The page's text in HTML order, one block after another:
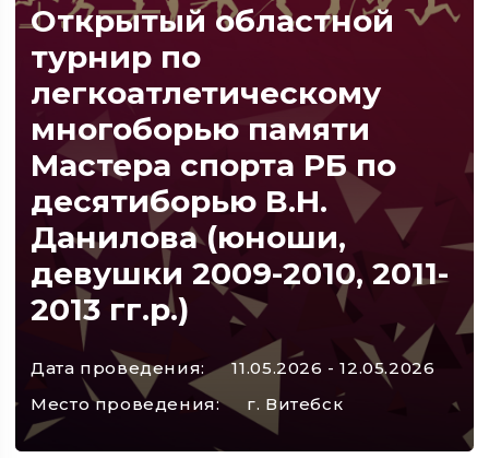
Открытый областной
турнир по
легкоатлетическому
многоборью памяти
Мастера спорта РБ по
десятиборью В.Н.
Данилова (юноши,
девушки 2009-2010, 2011-
2013 гг.р.)
Дата проведения:
11.05.2026 - 12.05.2026
Место проведения:
г. Витебск